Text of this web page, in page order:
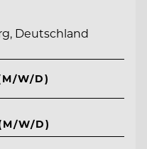
Deutschland
W/D)
W/D)